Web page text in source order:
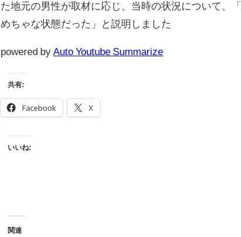
た地元の男性が取材に応じ、当時の状況について、
めちゃな状態だった」と説明しました
powered by Auto Youtube Summarize
共有:
Facebook X
いいね:
関連